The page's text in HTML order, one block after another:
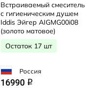
Встраиваемый смеситель
с гигиеническим душем
Iddis Эйгер AIGMG00i08
(золото матовое)
Остаток 17 шт
Россия
16990 q